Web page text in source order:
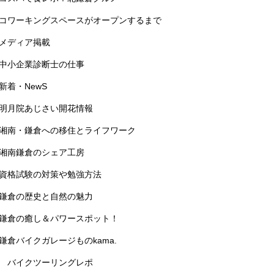
ワーキングスペースがオープンするまで
ディア掲載
小企業診断士の仕事
着・NewS
月院あじさい開花情報
南・鎌倉への移住とライフワーク
南鎌倉のシェア工房
格試験の対策や勉強方法
倉の歴史と自然の魅力
倉の癒し＆パワースポット！
倉バイクガレージものkama.
バイクツーリングレポ